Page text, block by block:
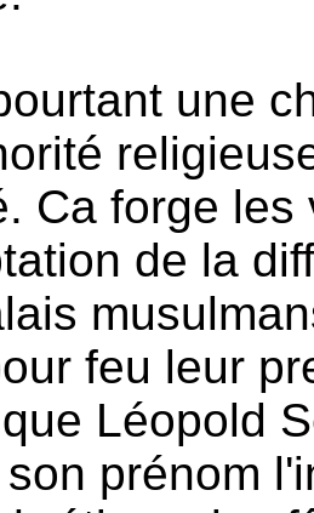
une
Ca forge
de la
feu leur
Léopold
prénom